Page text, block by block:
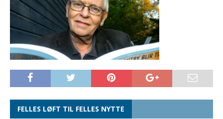
FELLES LØFT TIL FELLES NYTTE